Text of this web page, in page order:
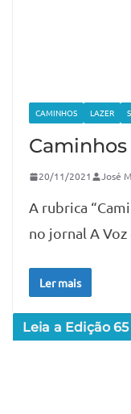
CAMINHOS LAZER
Caminhos
20/11/2021 José
A rubrica
no jornal A Voz
Ler mais
Leia a Edição 65